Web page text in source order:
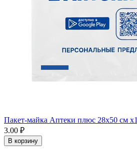
Пакет-майка Аптеки плюс 28х50 см x1
3.00 ₽
В корзину